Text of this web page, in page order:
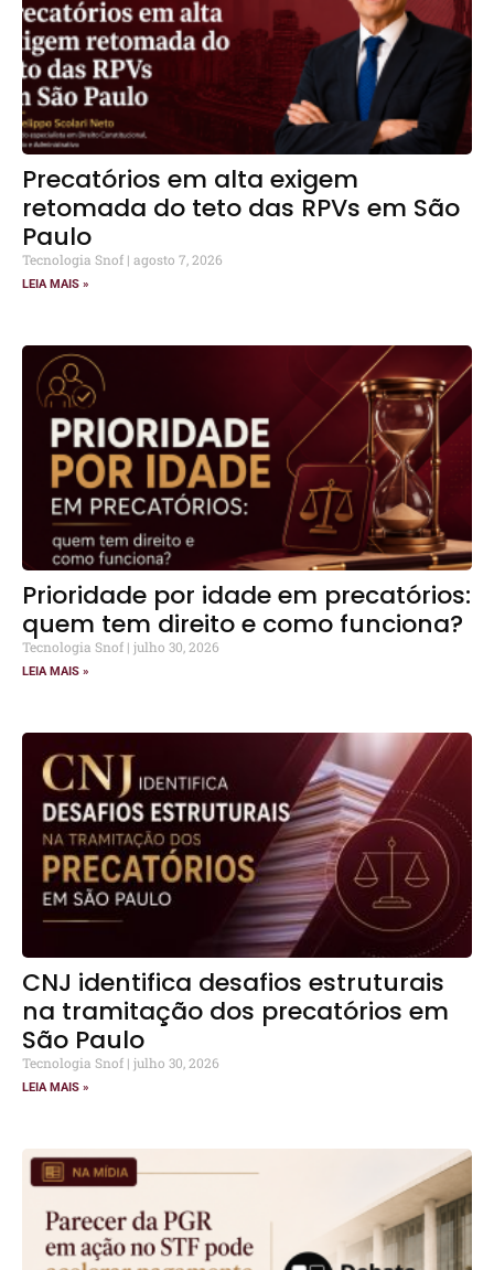
Precatórios em alta exigem
retomada do teto das RPVs em São
Paulo
Tecnologia Snof agosto 7, 2026
LEIA MAIS »
Prioridade por idade em precatórios:
quem tem direito e como funciona?
Tecnologia Snof julho 30, 2026
LEIA MAIS »
CNJ identifica desafios estruturais
na tramitação dos precatórios em
São Paulo
Tecnologia Snof julho 30, 2026
LEIA MAIS »